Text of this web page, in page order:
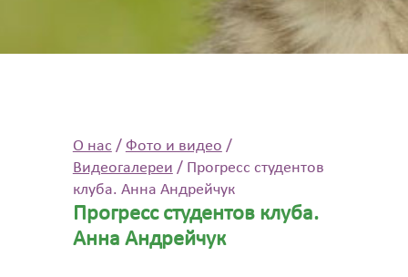
О нас / Фото и видео /
Видеогалереи / Прогресс студентов
клуба. Анна Андрейчук
Прогресс студентов клуба.
Анна Андрейчук